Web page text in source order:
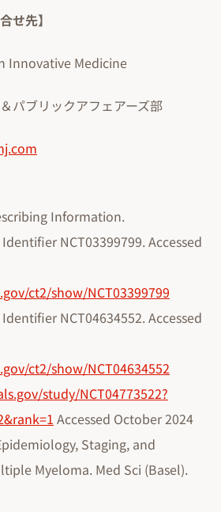
せ先】
Innovative Medicine
パブリックアフェアーズ部
Information.
NCT03399799. Accessed
ct2/show/NCT03399799
NCT04634552. Accessed
ct2/show/NCT04634552
study/NCT04773522?
Accessed October 2024
Staging, and
Myeloma. Med Sci (Basel).